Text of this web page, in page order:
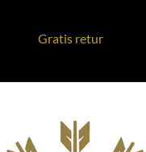
Gratis retur